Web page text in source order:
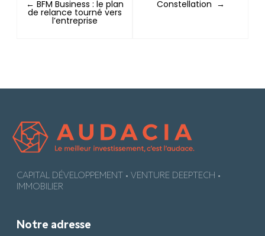
← BFM Business : le plan
de relance tourné vers
l’entreprise
Constellation →
CAPITAL DÉVELOPPEMENT • VENTURE DEEPTECH •
IMMOBILIER
Notre adresse